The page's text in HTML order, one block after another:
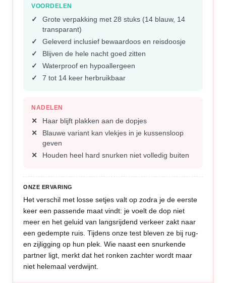
VOORDELEN
Grote verpakking met 28 stuks (14 blauw, 14
transparant)
Geleverd inclusief bewaardoos en reisdoosje
Blijven de hele nacht goed zitten
Waterproof en hypoallergeen
7 tot 14 keer herbruikbaar
NADELEN
Haar blijft plakken aan de dopjes
Blauwe variant kan vlekjes in je kussensloop
geven
Houden heel hard snurken niet volledig buiten
ONZE ERVARING
Het verschil met losse setjes valt op zodra je de eerste
keer een passende maat vindt: je voelt de dop niet
meer en het geluid van langsrijdend verkeer zakt naar
een gedempte ruis. Tijdens onze test bleven ze bij rug-
en zijligging op hun plek. Wie naast een snurkende
partner ligt, merkt dat het ronken zachter wordt maar
niet helemaal verdwijnt.